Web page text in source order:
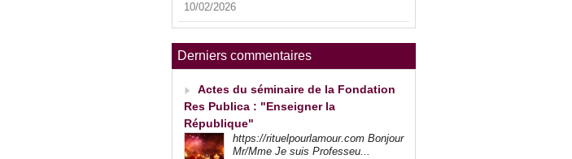
10/02/2026
Derniers commentaires
Actes du séminaire de la Fondation
Res Publica : "Enseigner la
République"
https://rituelpourlamour.com Bonjour
Mr/Mme Je suis Professeu...